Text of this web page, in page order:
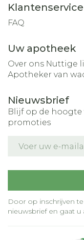
Klantenservice
FAQ
Uw apotheek
Over ons Nuttige
Apotheker van
Nieuwsbrief
Blijf op de
promoties
Door op inschrijven
nieuwsbrief en gaat